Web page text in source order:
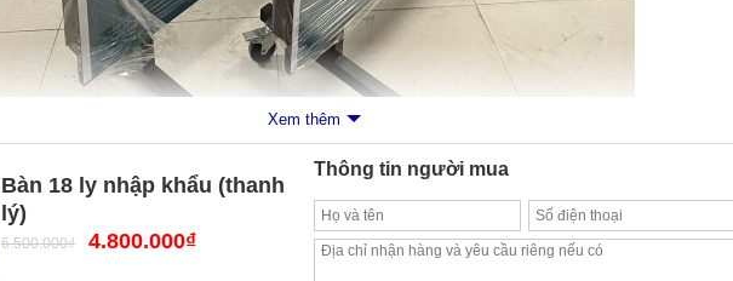
Xem thêm
Bàn 18 ly nhập khẩu (thanh
lý)
6.500.000₫ 4.800.000₫
Thông tin người mua